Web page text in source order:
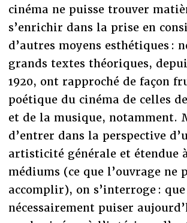
cinéma ne puisse trouver
s’enrichir dans la prise en
d’autres moyens esthétiques :
grands textes théoriques,
1920, ont rapproché de façon
poétique du cinéma de celles
et de la musique, notamment.
d’entrer dans la perspective
artisticité générale et étendue
médiums (ce que l’ouvrage ne
accomplir), on s’interroge :
nécessairement puiser